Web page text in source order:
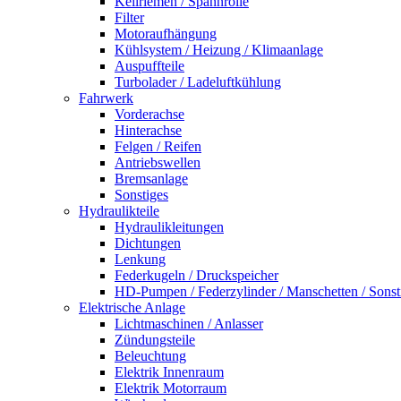
Filter
Motoraufhängung
Kühlsystem / Heizung / Klimaanlage
Auspuffteile
Turbolader / Ladeluftkühlung
Fahrwerk
Vorderachse
Hinterachse
Felgen / Reifen
Antriebswellen
Bremsanlage
Sonstiges
Hydraulikteile
Hydraulikleitungen
Dichtungen
Lenkung
Federkugeln / Druckspeicher
HD-Pumpen / Federzylinder / Manschetten /
Elektrische Anlage
Lichtmaschinen / Anlasser
Zündungsteile
Beleuchtung
Elektrik Innenraum
Elektrik Motorraum